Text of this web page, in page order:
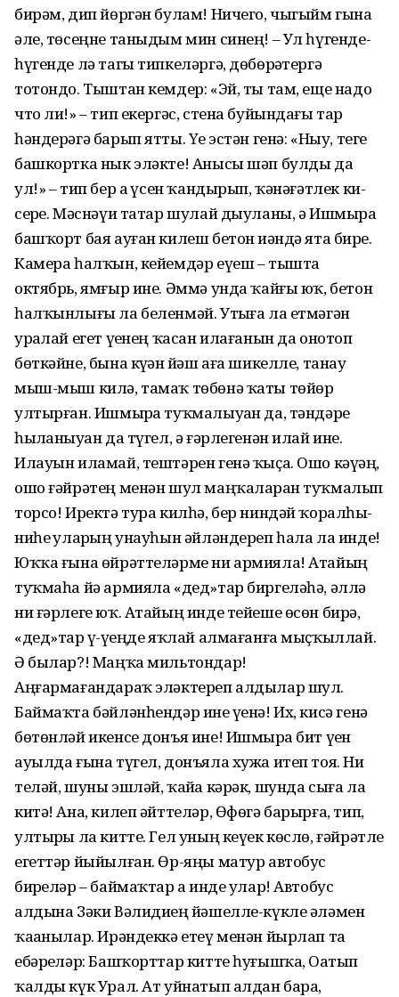
бирәм, дип йөргән булам! Ничего, чыгыйм гына
әле, төсеңне таныдым мин синең! – Ул һүгенде-
һүгенде лә тагы типкеләргә, дөбөрҙәтергә
тотондо. Тыштан кемдер: «Эй, ты там, еще надо
что ли!» – тип екергәс, стена буйындағы тар
һәндерәгә барып ятты. Үҙе эстән генә: «Ныу, теге
башкортка нык эләкте! Анысы шәп булды да
ул!» – тип бер аҙ үсен ҡандырып, ҡәнәғәтлек ки-
серҙе. Мәснәүи татар шулай дыуланы, ә Ишмырҙа
башҡорт бая ауған килеш бетон иҙәндә ята бирҙе.
Камера һалҡын, кейемдәр еүеш – тышта
октябрь, ямғыр ине. Әммә унда ҡайғы юҡ, бетон
һалҡынлығы ла беленмәй. Утыҙға ла етмәгән
урҙалай егет үҙенең ҡасан илағанын да онотоп
бөткәйне, бына күҙҙән йәш аға шикелле, танау
мыш-мыш килә, тамаҡ төбөнә ҡаты төйөр
ултырған. Ишмырҙа туҡмалыуҙан да, тәндәре
һыҙланыуҙан да түгел, ә ғәрлегенән илай ине.
Илауын иламай, тештәрен генә ҡыҫа. Ошо кәүҙәң,
ошо ғәйрәтең менән шул маңҡаларҙан туҡмалып
торсо! Иректә тура килһә, бер ниндәй ҡоралһыҙ-
ниһеҙ уларҙың унауһын әйләндереп һала ла инде!
Юҡҡа ғына өйрәттеләрме ни армияла! Атайың
туҡмаһа йә армияла «дед»тар биргеләһә, әллә
ни ғәрлеге юҡ. Атайың инде тейеше өсөн бирә,
«дед»тар үҙ-үҙеңде яҡлай алмағанға мыҫҡыллай.
Ә былар?! Маңҡа мильтондар!
Аңғармағандараҡ эләктереп алдылар шул.
Баймаҡта бәйләнһендәр ине үҙенә! Их, кисә генә
бөтөнләй икенсе донъя ине! Ишмырҙа бит үҙен
ауылда ғына түгел, донъяла хужа итеп тоя. Ни
теләй, шуны эшләй, ҡайҙа кәрәк, шунда сыға ла
китә! Ана, килеп әйттеләр, Өфөгә барырға, тип,
ултырҙы ла китте. Гел уның кеүек көслө, ғәйрәтле
егеттәр йыйылған. Өр-яңы матур автобус
бирҙеләр – баймаҡтар ҙа инде улар! Автобус
алдына Зәки Вәлидиҙең йәшелле-күкле әләмен
ҡаҙанылар. Ирәндеккә етеү менән йырлап та
ебәрҙеләр: Башҡорттар китте һуғышҡа, Оҙатып
ҡалды күк Урал. Ат уйнатып алдан бара,